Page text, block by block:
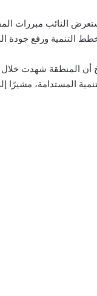
النائب مبررات
التنمية ورفع جودة
المنطقة شهدت خلال
المستدامة،